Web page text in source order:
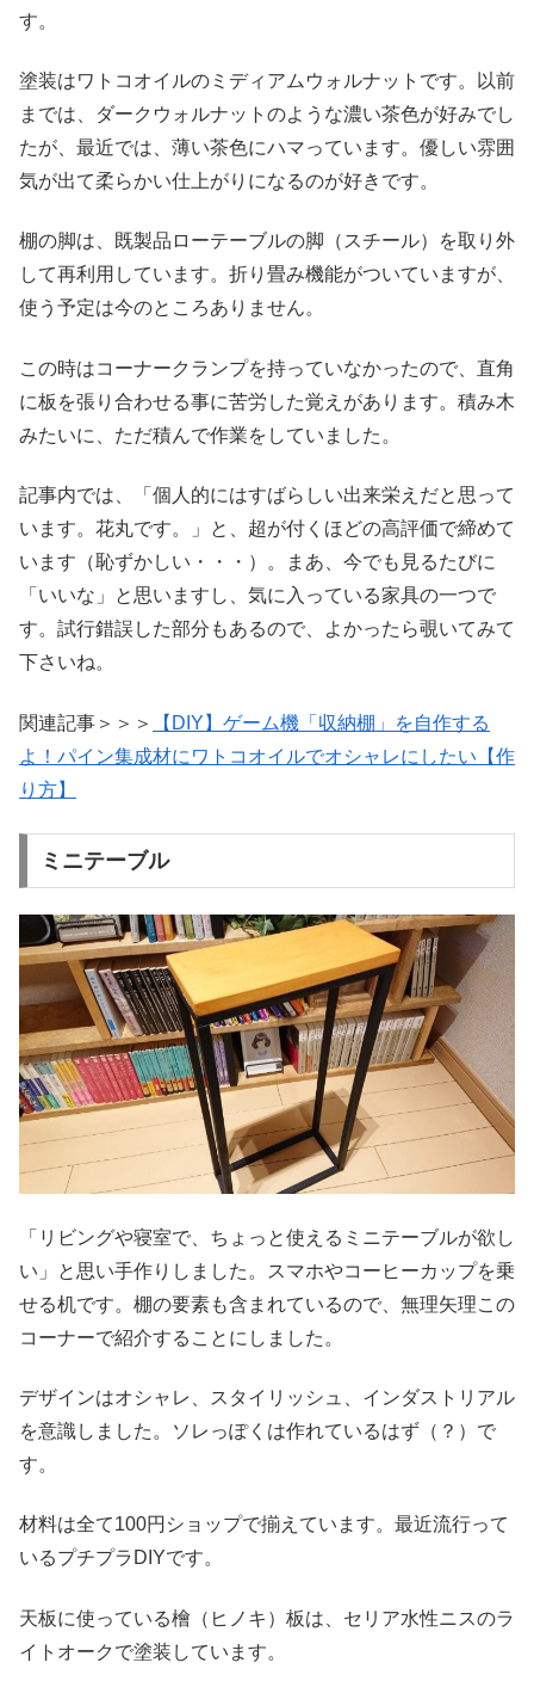
す。
塗装はワトコオイルのミディアムウォルナットです。以前
までは、ダークウォルナットのような濃い茶色が好みでし
たが、最近では、薄い茶色にハマっています。優しい雰囲
気が出て柔らかい仕上がりになるのが好きです。
棚の脚は、既製品ローテーブルの脚（スチール）を取り外
して再利用しています。折り畳み機能がついていますが、
使う予定は今のところありません。
この時はコーナークランプを持っていなかったので、直角
に板を張り合わせる事に苦労した覚えがあります。積み木
みたいに、ただ積んで作業をしていました。
記事内では、「個人的にはすばらしい出来栄えだと思って
います。花丸です。」と、超が付くほどの高評価で締めて
います（恥ずかしい・・・）。まあ、今でも見るたびに
「いいな」と思いますし、気に入っている家具の一つで
す。試行錯誤した部分もあるので、よかったら覗いてみて
下さいね。
関連記事＞＞＞
【DIY】ゲーム機「収納棚」を自作する
よ！パイン集成材にワトコオイルでオシャレにしたい【作
り方】
ミニテーブル
「リビングや寝室で、ちょっと使えるミニテーブルが欲し
い」と思い手作りしました。スマホやコーヒーカップを乗
せる机です。棚の要素も含まれているので、無理矢理この
コーナーで紹介することにしました。
デザインはオシャレ、スタイリッシュ、インダストリアル
を意識しました。ソレっぽくは作れているはず（？）で
す。
材料は全て100円ショップで揃えています。最近流行って
いるプチプラDIYです。
天板に使っている檜（ヒノキ）板は、セリア水性ニスのラ
イトオークで塗装しています。